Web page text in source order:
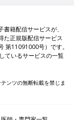
籍配信サービスが、
た正規版配信サービス
第11091000号）です。
ているサービスの一覧
ンツの無断転載を禁じま